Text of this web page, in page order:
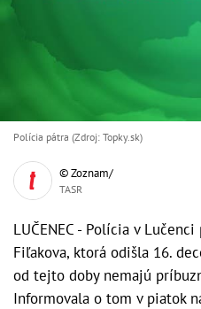
Polícia pátra (Zdroj: Topky.sk)
© Zoznam/
TASR
LUČENEC - Polícia v
Fiľakova, ktorá odišla 16.
od tejto doby nemajú
Informovala o tom v piatok